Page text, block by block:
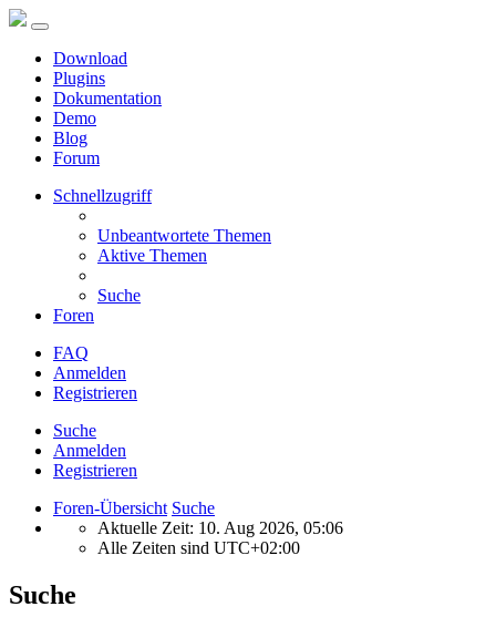
Download
Plugins
Dokumentation
Demo
Blog
Forum
Schnellzugriff
Unbeantwortete Themen
Aktive Themen
Suche
Foren
FAQ
Anmelden
Registrieren
Suche
Anmelden
Registrieren
Foren-Übersicht Suche
Aktuelle Zeit: 10. Aug 2026, 05:06
Alle Zeiten sind UTC+02:00
Suche